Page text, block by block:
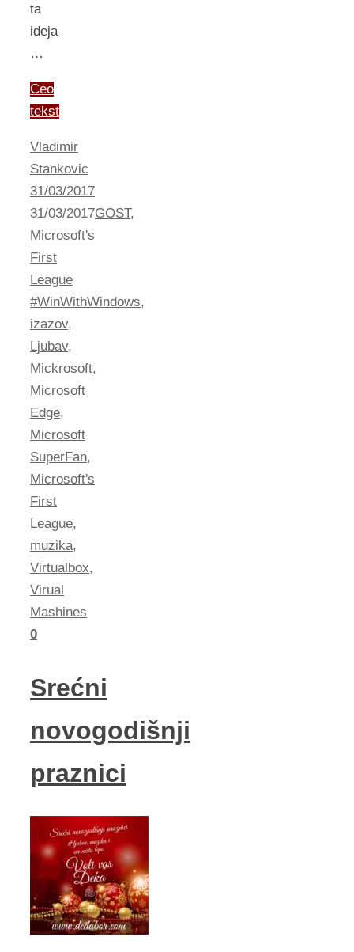
ta
ideja
…
Ceo
tekst
Vladimir
Stankovic
31/03/2017
31/03/2017GOST,
Microsoft's
First
League
#WinWithWindows,
izazov,
Ljubav,
Mickrosoft,
Microsoft
Edge,
Microsoft
SuperFan,
Microsoft's
First
League,
muzika,
Virtualbox,
Virual
Mashines
0
Srećni
novogodišnji
praznici